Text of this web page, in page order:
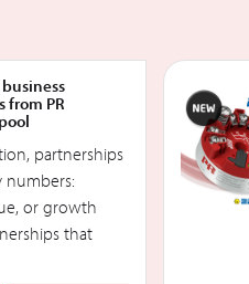
from PR
partnerships
numbers:
or growth
that